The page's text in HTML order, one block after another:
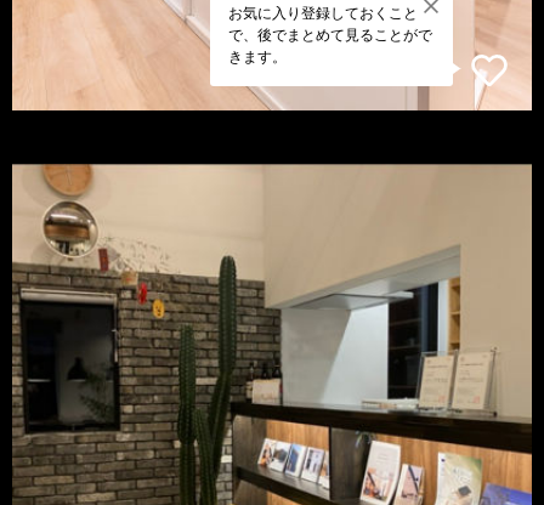
お気に入り登録しておくこと
で、後でまとめて見ることがで
きます。